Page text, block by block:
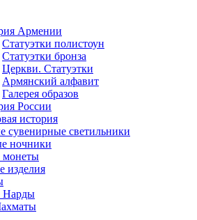
Армении
Статуэтки полистоун
Статуэтки бронза
Церкви. Статуэтки
Армянский алфавит
Галерея образов
России
история
сувенирные светильники
ночники
монеты
изделия
Нарды